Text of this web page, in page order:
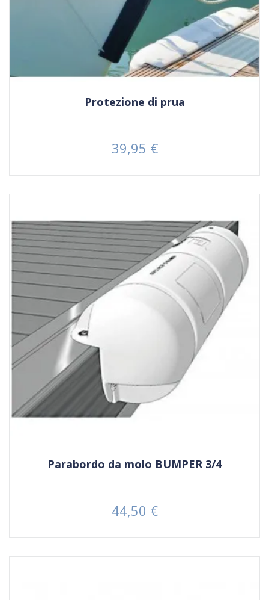
Protezione di prua
Prezzo
39,95 €
Parabordo da molo BUMPER 3/4
Prezzo
44,50 €